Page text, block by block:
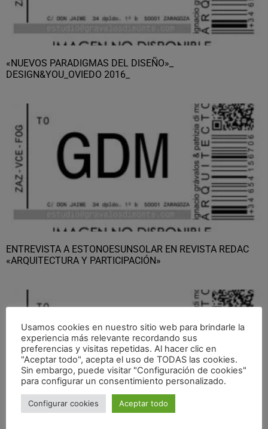
«NUEVOS PARADIGMAS DEL DISEÑO»_
DESIGN&YOU_OVIEDO 2016_
ENTREVISTA A ESTONOESUNSOLAR EN REVISTA REDAC
«ARQUITECTURA Y PARTICIPACIÓN»
Usamos cookies en nuestro sitio web para brindarle la
experiencia más relevante recordando sus
preferencias y visitas repetidas. Al hacer clic en
"Aceptar todo", acepta el uso de TODAS las cookies.
Sin embargo, puede visitar "Configuración de cookies"
para configurar un consentimiento personalizado.
Configurar cookies Aceptar todo